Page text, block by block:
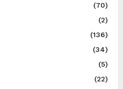
(70)
(2)
(136)
(34)
(5)
(22)